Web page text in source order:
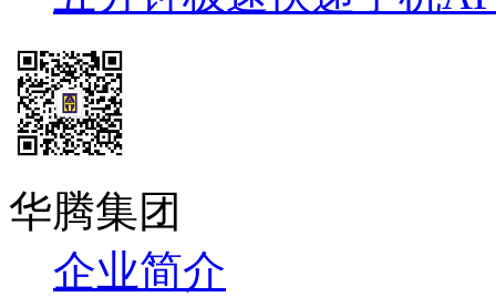
华腾集团
企业简介